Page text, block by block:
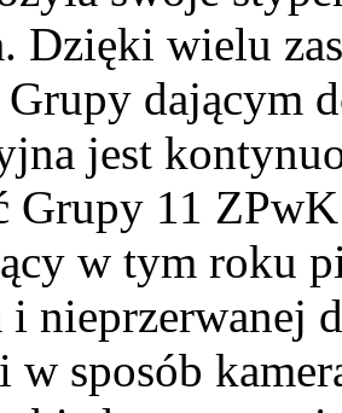
Dzięki wielu
Grupy dającym
jest
Grupy 11
w tym roku
nieprzerwanej
w sposób